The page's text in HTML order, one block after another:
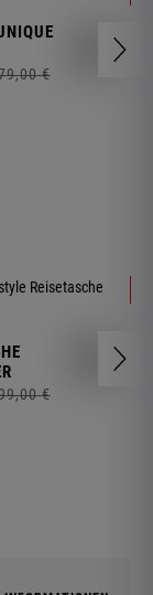
00 €
00 €